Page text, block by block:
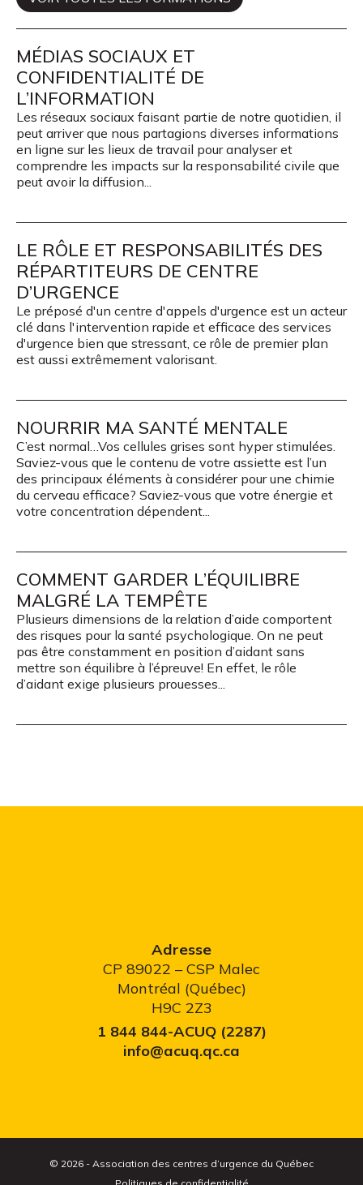
MÉDIAS SOCIAUX ET
CONFIDENTIALITÉ DE
L’INFORMATION
Les réseaux sociaux faisant partie de notre quotidien, il
peut arriver que nous partagions diverses informations
en ligne sur les lieux de travail pour analyser et
comprendre les impacts sur la responsabilité civile que
peut avoir la diffusion...
LE RÔLE ET RESPONSABILITÉS DES
RÉPARTITEURS DE CENTRE
D’URGENCE
Le préposé d'un centre d'appels d'urgence est un acteur
clé dans l'intervention rapide et efficace des services
d'urgence bien que stressant, ce rôle de premier plan
est aussi extrêmement valorisant.
NOURRIR MA SANTÉ MENTALE
C’est normal…Vos cellules grises sont hyper stimulées.
Saviez-vous que le contenu de votre assiette est l’un
des principaux éléments à considérer pour une chimie
du cerveau efficace? Saviez-vous que votre énergie et
votre concentration dépendent...
COMMENT GARDER L’ÉQUILIBRE
MALGRÉ LA TEMPÊTE
Plusieurs dimensions de la relation d’aide comportent
des risques pour la santé psychologique. On ne peut
pas être constamment en position d’aidant sans
mettre son équilibre à l’épreuve! En effet, le rôle
d’aidant exige plusieurs prouesses...
Adresse
CP 89022 – CSP Malec
Montréal (Québec)
H9C 2Z3
1 844 844-ACUQ (2287)
info@acuq.qc.ca
© 2026 - Association des centres d’urgence du Québec